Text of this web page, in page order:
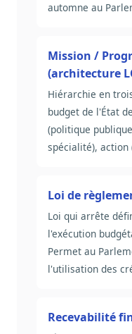
automne au
Mission /
(architecture
Hiérarchie en
budget de l'État
(politique
spécialité), action
Loi de
Loi qui arrête
l'exécution
Permet au
l'utilisation des
Recevabilité